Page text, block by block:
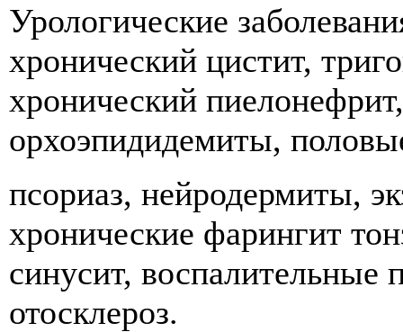
Урологические
хронический цистит,
хронический
орхоэпидидемиты,
псориаз, нейродермиты,
хронические фарингит
синусит, воспалительные
отосклероз.